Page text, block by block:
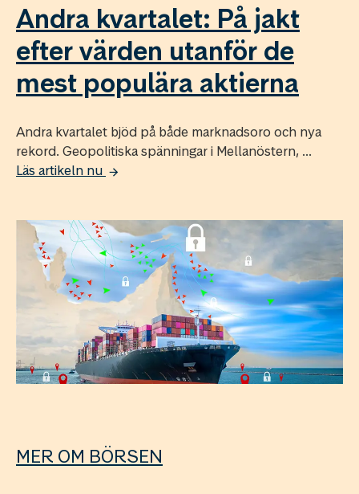
Andra kvartalet: På jakt
efter värden utanför de
mest populära aktierna
Andra kvartalet bjöd på både marknadsoro och nya
rekord. Geopolitiska spänningar i Mellanöstern, ...
Läs artikeln nu
MER OM BÖRSEN